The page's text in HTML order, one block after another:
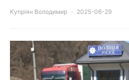
Купріян Володимир 2025-06-29